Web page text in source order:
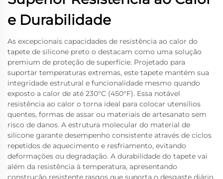
e Durabilidade
As excepcionais capacidades de resistência ao calor do
tapete de silicone preto o destacam como uma solução
premium de proteção de superfície. Projetado para
suportar temperaturas extremas, este tapete mantém sua
integridade estrutural e funcionalidade mesmo quando
exposto a calor de até 230°C (450°F). Essa notável
resistência ao calor o torna ideal para colocar utensílios
quentes, formas de assar ou materiais de artesanato sem
risco de danos. A estrutura molecular do material de
silicone garante desempenho consistente através de ciclos
repetidos de aquecimento e resfriamento, evitando
deformações ou degradação. A durabilidade do tapete vai
além da resistência à temperatura, apresentando
construção resistente rasgos que suporta o desgaste diário,